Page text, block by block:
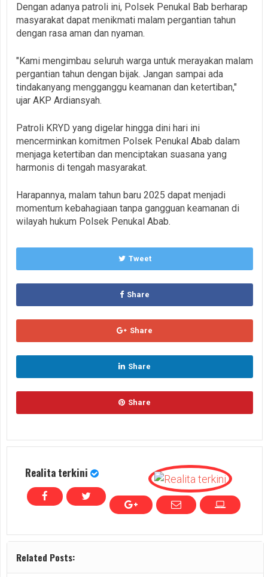
Dengan adanya patroli ini, Polsek Penukal Bab berharap
masyarakat dapat menikmati malam pergantian tahun
dengan rasa aman dan nyaman.
"Kami mengimbau seluruh warga untuk merayakan malam
pergantian tahun dengan bijak. Jangan sampai ada
tindakanyang mengganggu keamanan dan ketertiban,"
ujar AKP Ardiansyah.
Patroli KRYD yang digelar hingga dini hari ini
mencerminkan komitmen Polsek Penukal Abab dalam
menjaga ketertiban dan menciptakan suasana yang
harmonis di tengah masyarakat.
Harapannya, malam tahun baru 2025 dapat menjadi
momentum kebahagiaan tanpa gangguan keamanan di
wilayah hukum Polsek Penukal Abab.
Tweet
Share
Share
Share
Share
Realita terkini
Related Posts: